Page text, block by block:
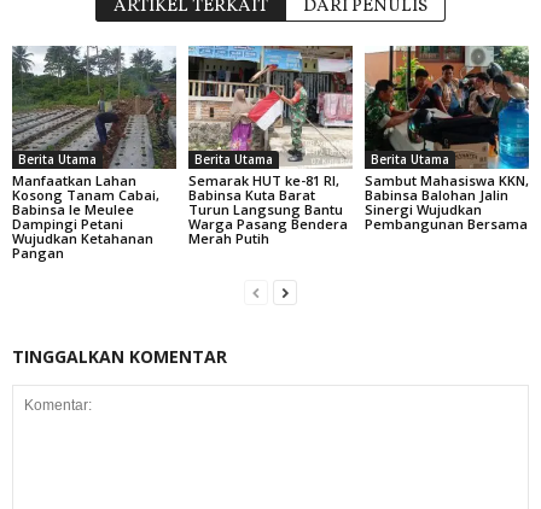
ARTIKEL TERKAIT DARI PENULIS
Berita Utama
Manfaatkan Lahan
Kosong Tanam Cabai,
Babinsa Ie Meulee
Dampingi Petani
Wujudkan Ketahanan
Pangan
Berita Utama
Semarak HUT ke-81 RI,
Babinsa Kuta Barat
Turun Langsung Bantu
Warga Pasang Bendera
Merah Putih
Berita Utama
Sambut Mahasiswa KKN,
Babinsa Balohan Jalin
Sinergi Wujudkan
Pembangunan Bersama
TINGGALKAN KOMENTAR